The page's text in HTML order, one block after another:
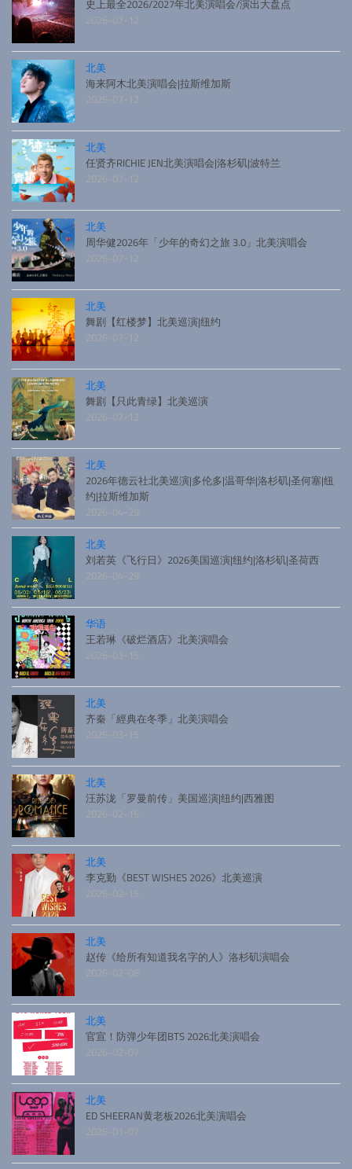
史上最全2026/2027年北美演唱会/演出大盘点
2026-07-12
北美
海来阿木北美演唱会|拉斯维加斯
2026-07-12
北美
任贤齐RICHIE JEN北美演唱会|洛杉矶|波特兰
2026-07-12
北美
周华健2026年「少年的奇幻之旅 3.0」北美演唱会
2026-07-12
北美
舞剧【红楼梦】北美巡演|纽约
2026-07-12
北美
舞剧【只此青绿】北美巡演
2026-07-12
北美
2026年德云社北美巡演|多伦多|温哥华|洛杉矶|圣何塞|纽
约|拉斯维加斯
2026-04-29
北美
刘若英《飞行日》2026美国巡演|纽约|洛杉矶|圣荷西
2026-04-29
华语
王若琳《破烂酒店》北美演唱会
2026-03-15
北美
齐秦「經典在冬季」北美演唱会
2026-03-15
北美
汪苏泷「罗曼前传」美国巡演|纽约|西雅图
2026-02-15
北美
李克勤《BEST WISHES 2026》北美巡演
2026-02-15
北美
赵传《给所有知道我名字的人》洛杉矶演唱会
2026-02-08
北美
官宣！防弹少年团BTS 2026北美演唱会
2026-02-07
北美
ED SHEERAN黄老板2026北美演唱会
2026-01-07